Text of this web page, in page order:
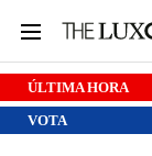
ÚLTIMA HORA
VOTA